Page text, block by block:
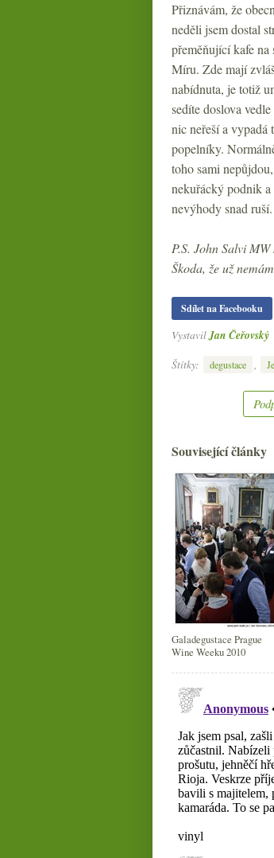
Přiznávám, že
neděli jsem dostal
přeměňující kafe na
Míru. Zde mají
nabídnuta, je totiž
sedíte doslova
nic neřeší a vypadá
popelníky.
toho sami
nekuřácký podnik
nevýhody snad
P.S. John Salvi
Škoda, že už
Sdílet na Facebooku
VystavilJan Čeřovský
Štítky:
degustace
Související články
Galadegustace Prague
Wine Weeku 2010